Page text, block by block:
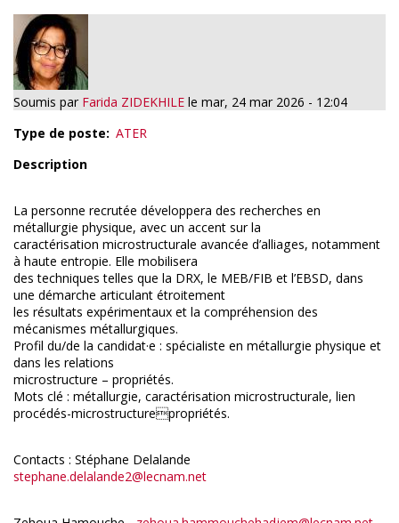
Soumis par Farida ZIDEKHILE le mar, 24 mar 2026 - 12:04
Type de poste
ATER
Description
La personne recrutée développera des recherches en
métallurgie physique, avec un accent sur la
caractérisation microstructurale avancée d’alliages, notamment
à haute entropie. Elle mobilisera
des techniques telles que la DRX, le MEB/FIB et l’EBSD, dans
une démarche articulant étroitement
les résultats expérimentaux et la compréhension des
mécanismes métallurgiques.
Profil du/de la candidat·e : spécialiste en métallurgie physique et
dans les relations
microstructure – propriétés.
Mots clé : métallurgie, caractérisation microstructurale, lien
procédés-microstructurepropriétés.
Contacts : Stéphane Delalande
stephane.delalande2@lecnam.net